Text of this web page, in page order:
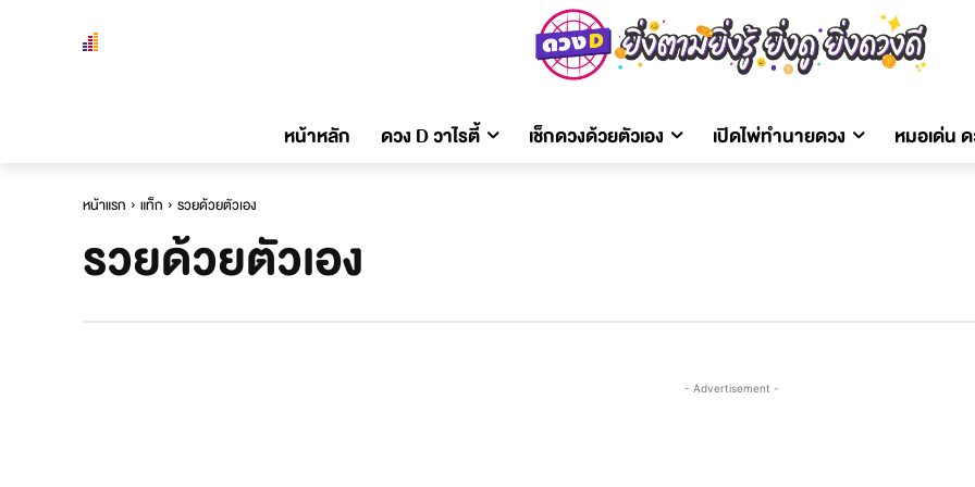
หน้าหลัก ดวง D วาไรตี้ เช็กดวงด้วยตัวเอง เปิดไพ่ทำนายดวง หมอเด่น
หน้าแรก แท็ก รวยด้วยตัวเอง
รวยด้วยตัวเอง
- Advertisement -